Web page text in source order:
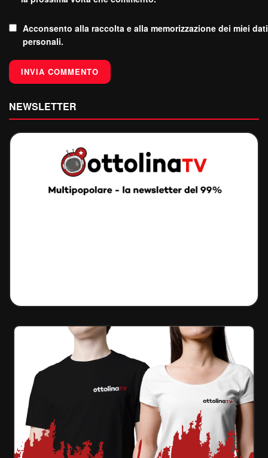
Acconsento alla raccolta e alla memorizzazione dei miei dati
personali.
NEWSLETTER